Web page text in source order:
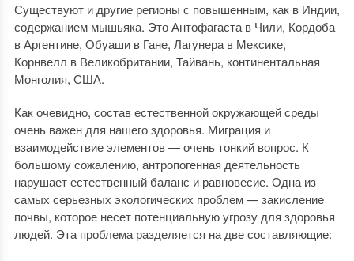
Существуют и другие регионы с повышенным, как в Индии,
содержанием мышьяка. Это Антофагаста в Чили, Кордоба
в Аргентине, Обуаши в Гане, Лагунера в Мексике,
Корнвелл в Великобритании, Тайвань, континентальная
Монголия, США.
Как очевидно, состав естественной окружающей среды
очень важен для нашего здоровья. Миграция и
взаимодействие элементов — очень тонкий вопрос. К
большому сожалению, антропогенная деятельность
нарушает естественный баланс и равновесие. Одна из
самых серьезных экологических проблем — закисление
почвы, которое несет потенциальную угрозу для здоровья
людей. Эта проблема разделяется на две составляющие: